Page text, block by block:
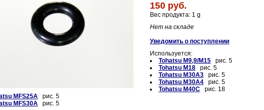
150 руб.
Вес продукта: 1 g
Нет на складе
Уведомить о поступлении
Используется:
Tohatsu M9,9/M15 рис. 5
Tohatsu M18 рис. 5
Tohatsu M30A3 рис. 5
Tohatsu M30A4 рис. 5
Tohatsu M40C рис. 18
MFS25A рис. 5
MFS30A рис. 5